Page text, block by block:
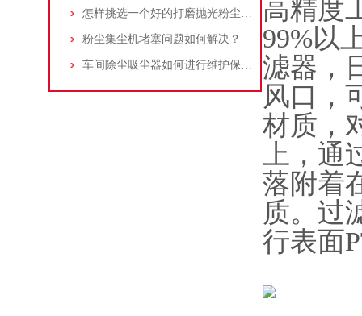
怎样挑选一个好的打磨抛光粉尘吸尘器
粉尘集尘机堵塞问题如何解决？
车间除尘吸尘器如何进行维护保养？
高精度
99%以
滤器，
风口，
材质，
上，
落附着
质。过
行表面